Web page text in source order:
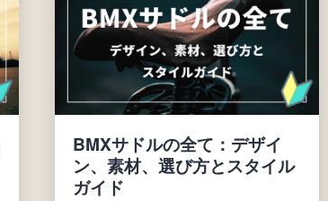
BMXサドルの全て：デザイ
ン、素材、選び方とスタイル
ガイド